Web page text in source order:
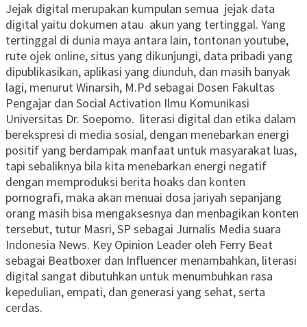
Jejak digital merupakan kumpulan semua jejak data
digital yaitu dokumen atau akun yang tertinggal. Yang
tertinggal di dunia maya antara lain, tontonan youtube,
rute ojek online, situs yang dikunjungi, data pribadi yang
dipublikasikan, aplikasi yang diunduh, dan masih banyak
lagi, menurut Winarsih, M.Pd sebagai Dosen Fakultas
Pengajar dan Social Activation Ilmu Komunikasi
Universitas Dr. Soepomo. literasi digital dan etika dalam
berekspresi di media sosial, dengan menebarkan energi
positif yang berdampak manfaat untuk masyarakat luas,
tapi sebaliknya bila kita menebarkan energi negatif
dengan memproduksi berita hoaks dan konten
pornografi, maka akan menuai dosa jariyah sepanjang
orang masih bisa mengaksesnya dan menbagikan konten
tersebut, tutur Masri, SP sebagai Jurnalis Media suara
Indonesia News. Key Opinion Leader oleh Ferry Beat
sebagai Beatboxer dan Influencer menambahkan, literasi
digital sangat dibutuhkan untuk menumbuhkan rasa
kepedulian, empati, dan generasi yang sehat, serta
cerdas.